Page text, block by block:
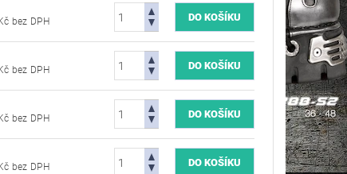
570,25 Kč bez DPH
570,25 Kč bez DPH
570,25 Kč bez DPH
570,25 Kč bez DPH